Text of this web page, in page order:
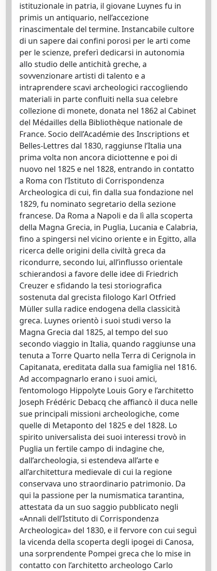
istituzionale in patria, il giovane Luynes fu in
primis un antiquario, nell’accezione
rinascimentale del termine. Instancabile cultore
di un sapere dai confini porosi per le arti come
per le scienze, preferì dedicarsi in autonomia
allo studio delle antichità greche, a
sovvenzionare artisti di talento e a
intraprendere scavi archeologici raccogliendo
materiali in parte confluiti nella sua celebre
collezione di monete, donata nel 1862 al Cabinet
del Médailles della Bibliothèque nationale de
France. Socio dell’Académie des Inscriptions et
Belles-Lettres dal 1830, raggiunse l’Italia una
prima volta non ancora diciottenne e poi di
nuovo nel 1825 e nel 1828, entrando in contatto
a Roma con l’Istituto di Corrispondenza
Archeologica di cui, fin dalla sua fondazione nel
1829, fu nominato segretario della sezione
francese. Da Roma a Napoli e da lì alla scoperta
della Magna Grecia, in Puglia, Lucania e Calabria,
fino a spingersi nel vicino oriente e in Egitto, alla
ricerca delle origini della civiltà greca da
ricondurre, secondo lui, all’influsso orientale
schierandosi a favore delle idee di Friedrich
Creuzer e sfidando la tesi storiografica
sostenuta dal grecista filologo Karl Otfried
Müller sulla radice endogena della classicità
greca. Luynes orientò i suoi studi verso la
Magna Grecia dal 1825, al tempo del suo
secondo viaggio in Italia, quando raggiunse una
tenuta a Torre Quarto nella Terra di Cerignola in
Capitanata, ereditata dalla sua famiglia nel 1816.
Ad accompagnarlo erano i suoi amici,
l’entomologo Hippolyte Louis Gory e l’architetto
Joseph Frédéric Debacq che affiancò il duca nelle
sue principali missioni archeologiche, come
quelle di Metaponto del 1825 e del 1828. Lo
spirito universalista dei suoi interessi trovò in
Puglia un fertile campo di indagine che,
dall’archeologia, si estendeva all’arte e
all’architettura medievale di cui la regione
conservava uno straordinario patrimonio. Da
qui la passione per la numismatica tarantina,
attestata da un suo saggio pubblicato negli
«Annali dell’Istituto di Corrispondenza
Archeologica» del 1830, e il fervore con cui seguì
la vicenda della scoperta degli ipogei di Canosa,
una sorprendente Pompei greca che lo mise in
contatto con l’architetto archeologo Carlo